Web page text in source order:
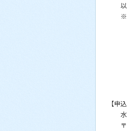
以
※「
①住
※下
②送
※
③
【申
水
〒